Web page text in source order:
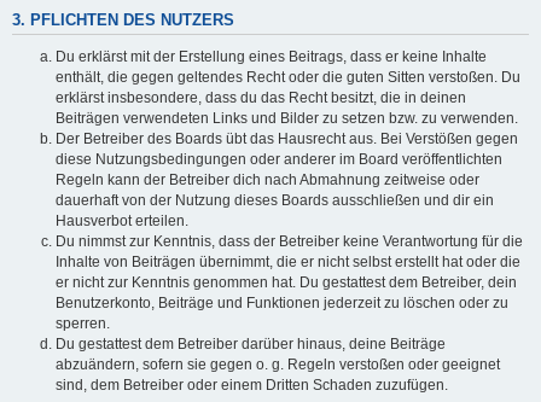
3. PFLICHTEN DES NUTZERS
Du erklärst mit der Erstellung eines Beitrags, dass er keine Inhalte
enthält, die gegen geltendes Recht oder die guten Sitten verstoßen. Du
erklärst insbesondere, dass du das Recht besitzt, die in deinen
Beiträgen verwendeten Links und Bilder zu setzen bzw. zu verwenden.
Der Betreiber des Boards übt das Hausrecht aus. Bei Verstößen gegen
diese Nutzungsbedingungen oder anderer im Board veröffentlichten
Regeln kann der Betreiber dich nach Abmahnung zeitweise oder
dauerhaft von der Nutzung dieses Boards ausschließen und dir ein
Hausverbot erteilen.
Du nimmst zur Kenntnis, dass der Betreiber keine Verantwortung für die
Inhalte von Beiträgen übernimmt, die er nicht selbst erstellt hat oder die
er nicht zur Kenntnis genommen hat. Du gestattest dem Betreiber, dein
Benutzerkonto, Beiträge und Funktionen jederzeit zu löschen oder zu
sperren.
Du gestattest dem Betreiber darüber hinaus, deine Beiträge
abzuändern, sofern sie gegen o. g. Regeln verstoßen oder geeignet
sind, dem Betreiber oder einem Dritten Schaden zuzufügen.